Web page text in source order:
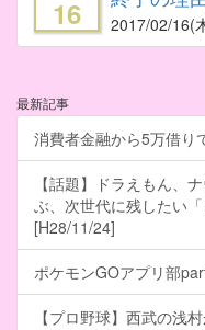
16 2017/02/16(
最新記事
消費者金融から5万借り
【話題】ドラえもん
ぶ、次世代に残したい
[H28/11/24]
ポケモンGOアプリ部
【プロ野球】西武の浅